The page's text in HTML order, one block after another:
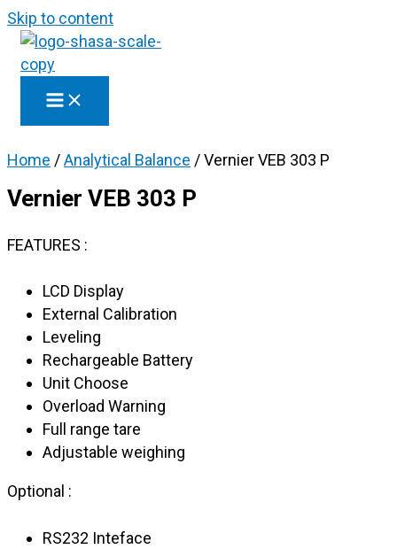
Skip to content
Home /Analytical Balance / Vernier VEB 303 P
Vernier VEB 303 P
FEATURES :
LCD Display
External Calibration
Leveling
Rechargeable Battery
Unit Choose
Overload Warning
Full range tare
Adjustable weighing
Optional :
RS232 Inteface